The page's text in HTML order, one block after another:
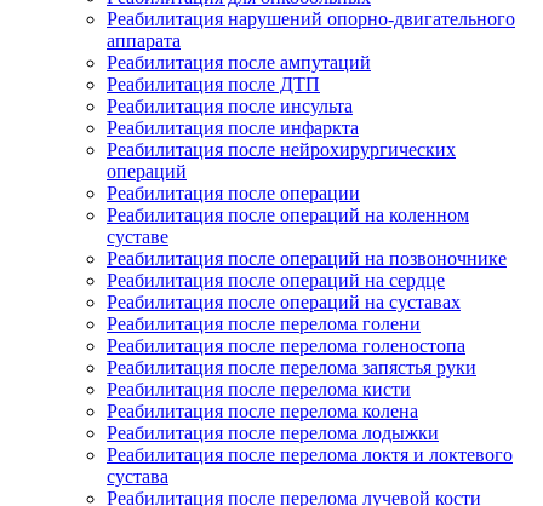
Реабилитация нарушений опорно-двигательного
аппарата
Реабилитация после ампутаций
Реабилитация после ДТП
Реабилитация после инсульта
Реабилитация после инфаркта
Реабилитация после нейрохирургических
операций
Реабилитация после операции
Реабилитация после операций на коленном
суставе
Реабилитация после операций на позвоночнике
Реабилитация после операций на сердце
Реабилитация после операций на суставах
Реабилитация после перелома голени
Реабилитация после перелома голеностопа
Реабилитация после перелома запястья руки
Реабилитация после перелома кисти
Реабилитация после перелома колена
Реабилитация после перелома лодыжки
Реабилитация после перелома локтя и локтевого
сустава
Реабилитация после перелома лучевой кости